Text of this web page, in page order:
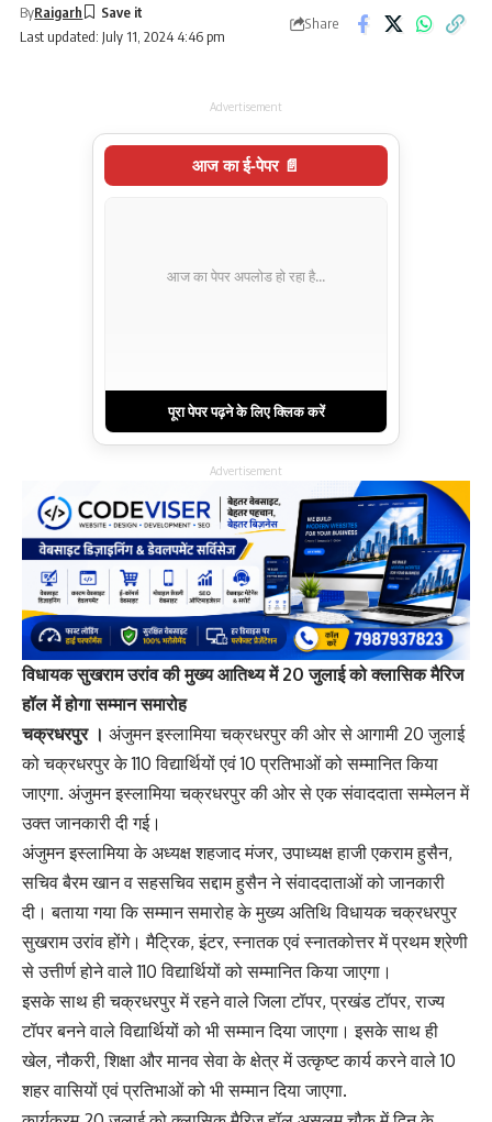
Last updated: July 11, 2024 4:46 pm
ByRaigarh
Share
Advertisement
आज का ई-पेपर 📄
आज का पेपर अपलोड हो रहा है...
पूरा पेपर पढ़ने के लिए क्लिक करें
Advertisement
विधायक सुखराम उरांव की मुख्य आतिथ्य में 20 जुलाई को क्लासिक मैरिज
हॉल में होगा सम्मान समारोह
चक्रधरपुर । अंजुमन इस्लामिया चक्रधरपुर की ओर से आगामी 20 जुलाई
को चक्रधरपुर के 110 विद्यार्थियों एवं 10 प्रतिभाओं को सम्मानित किया
जाएगा. अंजुमन इस्लामिया चक्रधरपुर की ओर से एक संवाददाता सम्मेलन में
उक्त जानकारी दी गई।
अंजुमन इस्लामिया के अध्यक्ष शहजाद मंजर, उपाध्यक्ष हाजी एकराम हुसैन,
सचिव बैरम खान व सहसचिव सद्दाम हुसैन ने संवाददाताओं को जानकारी
दी। बताया गया कि सम्मान समारोह के मुख्य अतिथि विधायक चक्रधरपुर
सुखराम उरांव होंगे। मैट्रिक, इंटर, स्नातक एवं स्नातकोत्तर में प्रथम श्रेणी
से उत्तीर्ण होने वाले 110 विद्यार्थियों को सम्मानित किया जाएगा।
इसके साथ ही चक्रधरपुर में रहने वाले जिला टॉपर, प्रखंड टॉपर, राज्य
टॉपर बनने वाले विद्यार्थियों को भी सम्मान दिया जाएगा। इसके साथ ही
खेल, नौकरी, शिक्षा और मानव सेवा के क्षेत्र में उत्कृष्ट कार्य करने वाले 10
शहर वासियों एवं प्रतिभाओं को भी सम्मान दिया जाएगा.